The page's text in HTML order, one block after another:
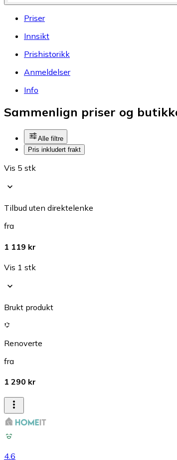
Priser
Innsikt
Prishistorikk
Anmeldelser
Info
Sammenlign priser og
Alle filtre
Pris inkludert frakt
Vis 5 stk
Tilbud uten direktelenke
fra
1 119 kr
Vis 1 stk
Brukt produkt
Renoverte
fra
1 290 kr
4.6